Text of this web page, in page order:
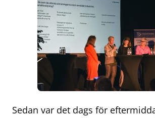
Sedan var det dags för